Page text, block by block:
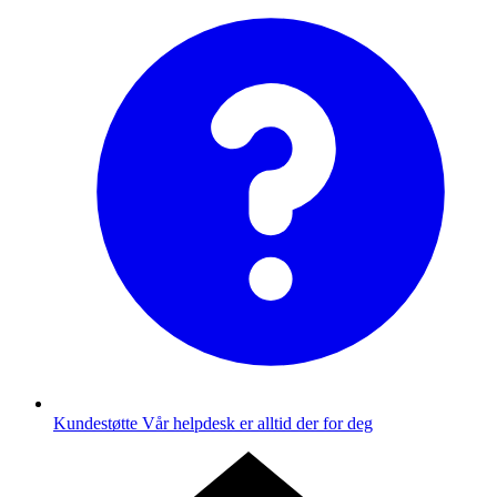
Kundestøtte Vår helpdesk er alltid der for deg